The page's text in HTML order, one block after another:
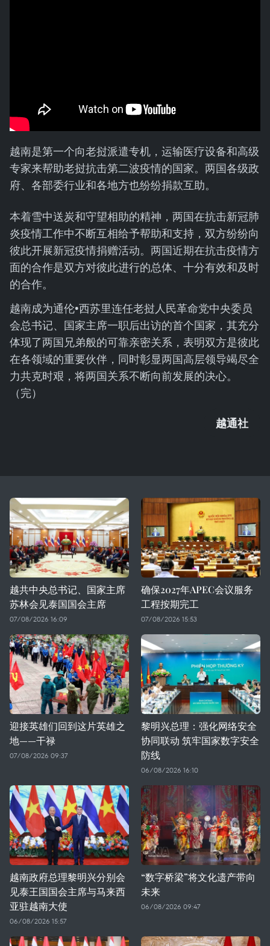
越南是第一个向老挝派遣专机，运输医疗设备和高级
专家来帮助老挝抗击第二波疫情的国家。两国各级政
府、各部委行业和各地方也纷纷捐款互助。
本着雪中送炭和守望相助的精神，两国在抗击新冠肺
炎疫情工作中不断互相给予帮助和支持，双方纷纷向
彼此开展新冠疫情捐赠活动。两国近期在抗击疫情方
面的合作是双方对彼此进行的总体、十分有效和及时
的合作。
越南成为通伦•西苏里连任老挝人民革命党中央委员
会总书记、国家主席一职后出访的首个国家，其充分
体现了两国兄弟般的可靠亲密关系，表明双方是彼此
在各领域的重要伙伴，同时彰显两国高层领导竭尽全
力共克时艰，将两国关系不断向前发展的决心。
（完）
越通社
越共中央总书记、国家主席
苏林会见泰国国会主席
07/08/2026 16:09
确保2027年APEC会议服务
工程按期完工
07/08/2026 15:53
迎接英雄们回到这片英雄之
地——干禄
07/08/2026 09:37
黎明兴总理：强化网络安全
协同联动 筑牢国家数字安全
防线
06/08/2026 16:10
越南政府总理黎明兴分别会
见泰王国国会主席与马来西
亚驻越南大使
06/08/2026 15:57
“数字桥梁”将文化遗产带向
未来
06/08/2026 09:47